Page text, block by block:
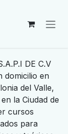
DE C.V
domicilio en
del Valle,
la Ciudad de
cursos
para